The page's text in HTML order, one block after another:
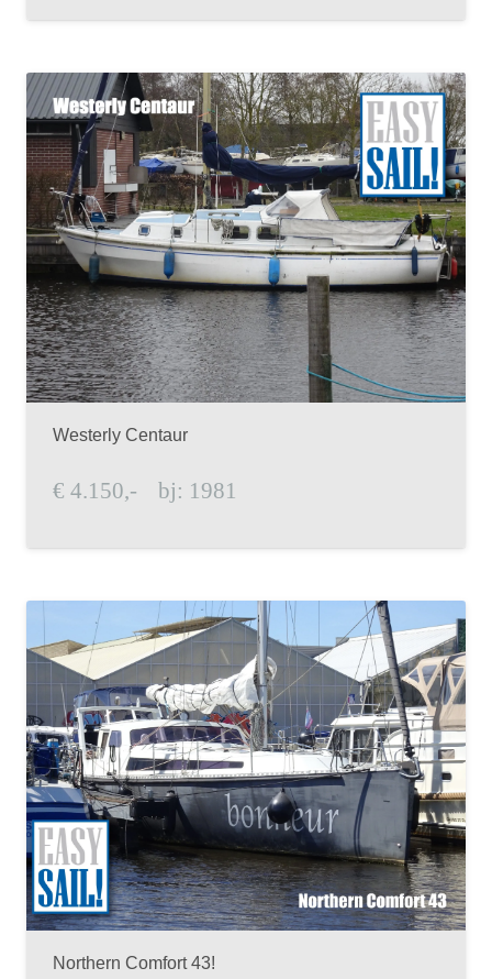
Westerly Centaur
€ 4.150,- bj: 1981
Northern Comfort 43!